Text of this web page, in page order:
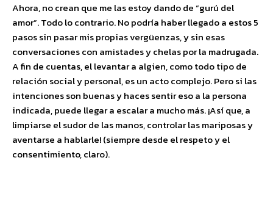
Ahora, no crean que me las estoy dando de “gurú del
amor”. Todo lo contrario. No podría haber llegado a estos 5
pasos sin pasar mis propias vergüenzas, y sin esas
conversaciones con amistades y chelas por la madrugada.
A fin de cuentas, el levantar a algien, como todo tipo de
relación social y personal, es un acto complejo. Pero si las
intenciones son buenas y haces sentir eso a la persona
indicada, puede llegar a escalar a mucho más. ¡Así que, a
limpiarse el sudor de las manos, controlar las mariposas y
aventarse a hablarle! (siempre desde el respeto y el
consentimiento, claro).